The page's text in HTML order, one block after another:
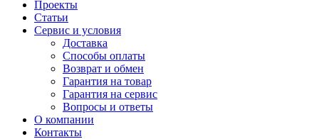
Проекты
Статьи
Сервис и условия
Доставка
Способы оплаты
Возврат и обмен
Гарантия на товар
Гарантия на сервис
Вопросы и ответы
О компании
Контакты